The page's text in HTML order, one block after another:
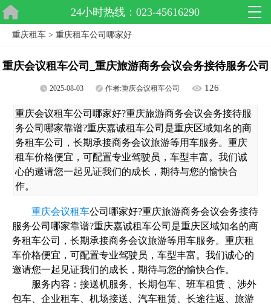
24小时热线：023-45616290
重庆租车 > 重庆租车公司哪家好
重庆会议租车公司_重庆旅游商务会议会务接待服务公司
2025-08-03 作者:重庆会议租车公司 126
重庆会议租车公司哪家好?重庆旅游商务会议会务接待服
务公司哪家靠谱?重庆嘉诚租车公司是重庆区域知名的商
务租车公司，长期承接商务会议旅游等用车服务。重庆
租车价格便宜，可配置专业驾驶员，车型丰富。我们诚
心的邀请您一起见证我们的成长，期待与您的愉快合
作。
重庆会议租车公司哪家好?重庆旅游商务会议会务接待
服务公司哪家靠谱?重庆嘉诚租车公司是重庆区域知名的商
务租车公司，长期承接商务会议旅游等用车服务。重庆租
车价格便宜，可配置专业驾驶员，车型丰富。我们诚心的
邀请您一起见证我们的成长，期待与您的愉快合作。
服务内容：接送机服务、长期包车、班车租赁 、涉外
包车、企业租车、机场接送、汽车租赁、长途往返、旅游